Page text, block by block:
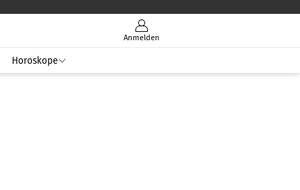
Anmelden
Horoskope